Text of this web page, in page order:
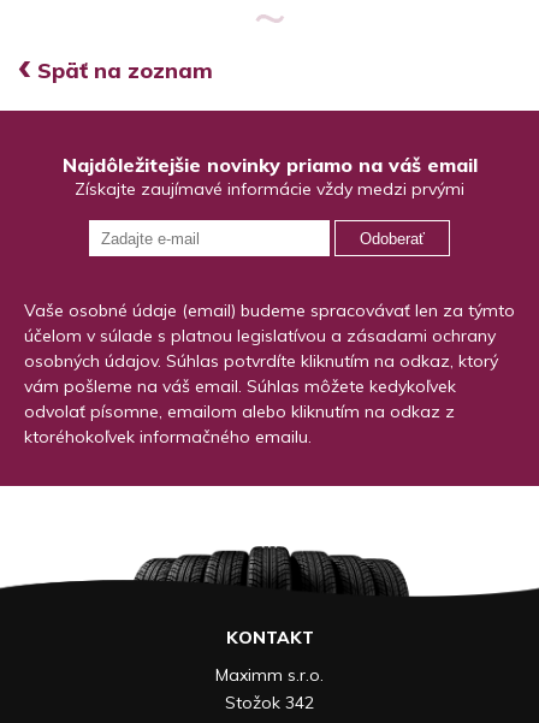
‹ Späť na zoznam
Najdôležitejšie novinky priamo na váš email
Získajte zaujímavé informácie vždy medzi prvými
Odoberať
Vaše osobné údaje (email) budeme spracovávať len za týmto
účelom v súlade s platnou legislatívou a zásadami ochrany
osobných údajov. Súhlas potvrdíte kliknutím na odkaz, ktorý
vám pošleme na váš email. Súhlas môžete kedykoľvek
odvolať písomne, emailom alebo kliknutím na odkaz z
ktoréhokoľvek informačného emailu.
KONTAKT
Maximm s.r.o.
Stožok 342